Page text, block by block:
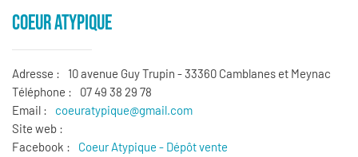
COEUR ATYPIQUE
Adresse :
10 avenue Guy Trupin - 33360 Camblanes et Meynac
Téléphone :
07 49 38 29 78
Email :
coeuratypique@gmail.com
Site web :
Facebook :
Coeur Atypique - Dépôt vente